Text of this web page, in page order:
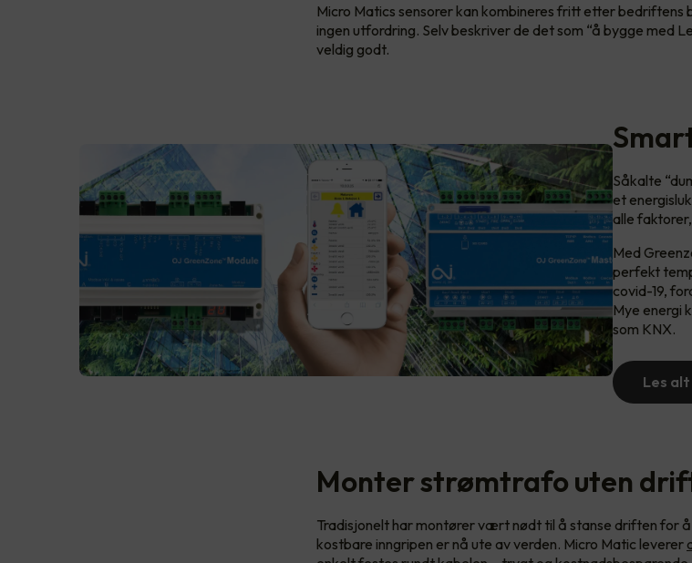
Micro Matics sensorer kan kombineres fritt etter bedriftens
ingen utfordring. Selv beskriver de det som “å bygge med
veldig godt.
Såkalte
et
alle
Med
perfekt
covid-19,
Mye energi
som KNX.
Les
Monter strømtrafo uten
Tradisjonelt har montører vært nødt til å stanse driften for
kostbare inngripen er nå ute av verden. Micro Matic leverer